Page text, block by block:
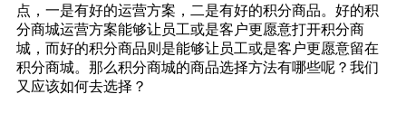
点，一是有好的运营方案，二是有好的积分商品。好的积
分商城运营方案能够让员工或是客户更愿意打开积分商
城，而好的积分商品则是能够让员工或是客户更愿意留在
积分商城。那么积分商城的商品选择方法有哪些呢？我们
又应该如何去选择？